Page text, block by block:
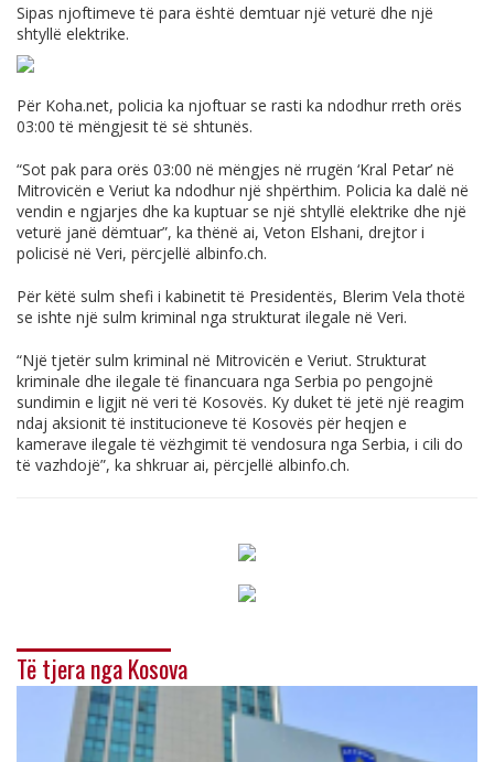
Sipas njoftimeve të para është demtuar një veturë dhe një
shtyllë elektrike.
Për Koha.net, policia ka njoftuar se rasti ka ndodhur rreth orës
03:00 të mëngjesit të së shtunës.
“Sot pak para orës 03:00 në mëngjes në rrugën ‘Kral Petar’ në
Mitrovicën e Veriut ka ndodhur një shpërthim. Policia ka dalë në
vendin e ngjarjes dhe ka kuptuar se një shtyllë elektrike dhe një
veturë janë dëmtuar”, ka thënë ai, Veton Elshani, drejtor i
policisë në Veri, përcjellë albinfo.ch.
Për këtë sulm shefi i kabinetit të Presidentës, Blerim Vela thotë
se ishte një sulm kriminal nga strukturat ilegale në Veri.
“Një tjetër sulm kriminal në Mitrovicën e Veriut. Strukturat
kriminale dhe ilegale të financuara nga Serbia po pengojnë
sundimin e ligjit në veri të Kosovës. Ky duket të jetë një reagim
ndaj aksionit të institucioneve të Kosovës për heqjen e
kamerave ilegale të vëzhgimit të vendosura nga Serbia, i cili do
të vazhdojë”, ka shkruar ai, përcjellë albinfo.ch.
Të tjera nga Kosova